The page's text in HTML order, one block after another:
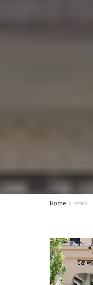
Home অপরাধ